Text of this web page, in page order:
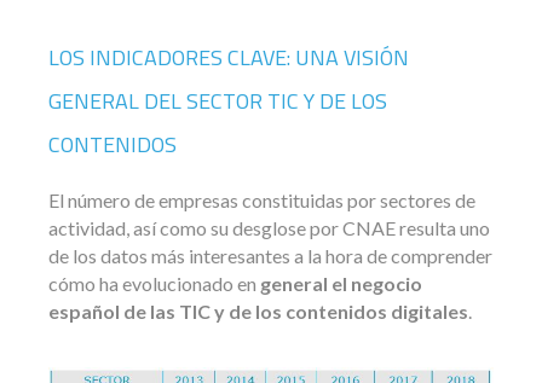
LOS INDICADORES CLAVE: UNA VISIÓN
GENERAL DEL SECTOR TIC Y DE LOS
CONTENIDOS
El número de empresas constituidas por sectores de
actividad, así como su desglose por CNAE resulta uno
de los datos más interesantes a la hora de comprender
cómo ha evolucionado en general el negocio
español de las TIC y de los contenidos digitales.